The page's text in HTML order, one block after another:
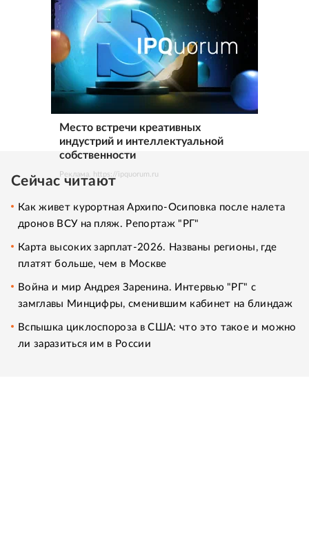
Место встречи креативных
индустрий и интеллектуальной
собственности
Реклама. https://ipquorum.ru
Сейчас читают
Как живет курортная Архипо-Осиповка после налета
дронов ВСУ на пляж. Репортаж "РГ"
Карта высоких зарплат-2026. Названы регионы, где
платят больше, чем в Москве
Война и мир Андрея Заренина. Интервью "РГ" с
замглавы Минцифры, сменившим кабинет на блиндаж
Вспышка циклоспороза в США: что это такое и можно
ли заразиться им в России